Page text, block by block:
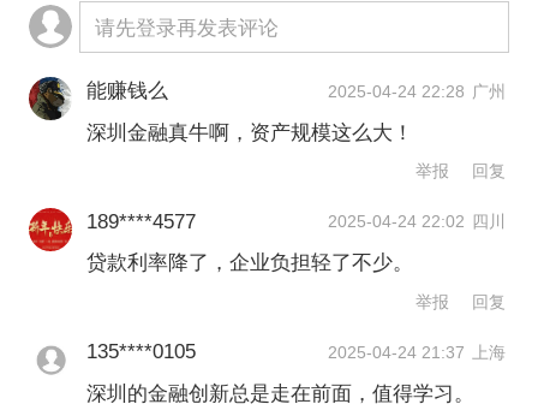
记者注意到，近期深圳保险业推出诸多
创新举措。
记者从深圳金融监管局处获悉，近日，
深圳财险业6家机构共同签发全国首
单“跨境电商保”保证保险，标志着保险创
新服务跨境电商深圳试点正式启动。
业内一般认为，传统跨境电商企业境内
采买的现款交易模式制约了跨境电商行
请先登录再发表评论
能赚钱么 2025-04-24 22:28 广州
深圳金融真牛啊，资产规模这么大！
举报 回复
189****4577 2025-04-24 22:02 四川
贷款利率降了，企业负担轻了不少。
举报 回复
135****0105 2025-04-24 21:37 上海
深圳的金融创新总是走在前面，值得学习。